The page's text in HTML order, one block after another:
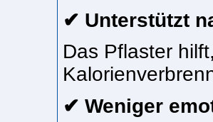
✔ Unterstützt
Das Pflaster
✔ Weniger